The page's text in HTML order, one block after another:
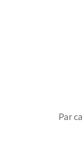
Par